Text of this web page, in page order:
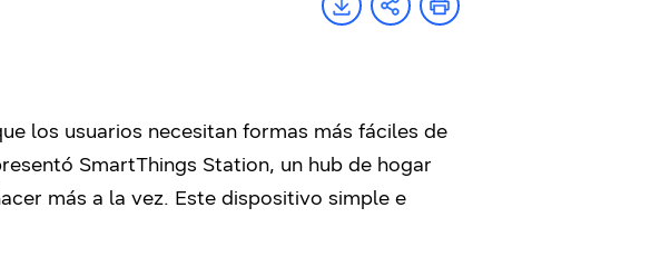
los usuarios necesitan formas más fáciles de
SmartThings Station, un hub de hogar
más a la vez. Este dispositivo simple e